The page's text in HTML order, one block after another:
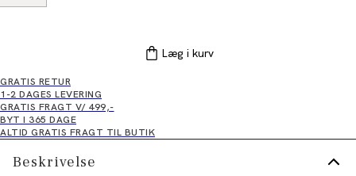
Læg i kurv
GRATIS RETUR
1-2 DAGES LEVERING
GRATIS FRAGT V/ 499,-
BYT I 365 DAGE
ALTID GRATIS FRAGT TIL BUTIK
Beskrivelse